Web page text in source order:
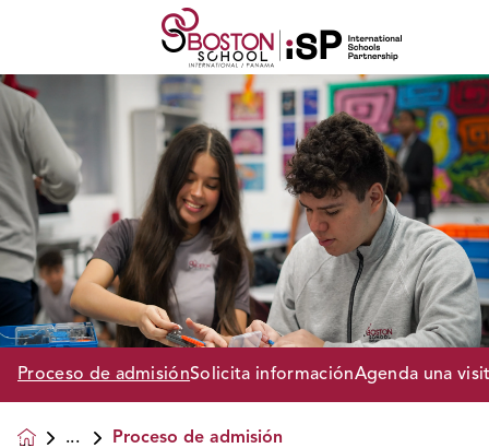
Proceso de admisiónSolicita informaciónAgenda una
Proceso de admisión